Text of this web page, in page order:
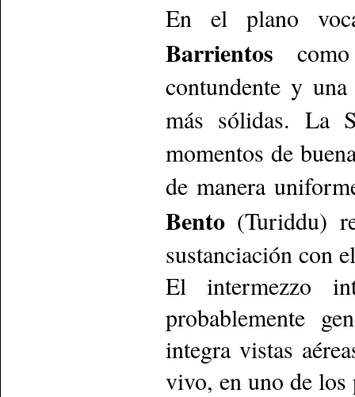
En el plano
Barrientos
contundente y
más sólidas. La
momentos de
de manera
Bento (Turiddu)
sustanciación
El intermezzo
probablemente
integra vistas
vivo, en uno de los